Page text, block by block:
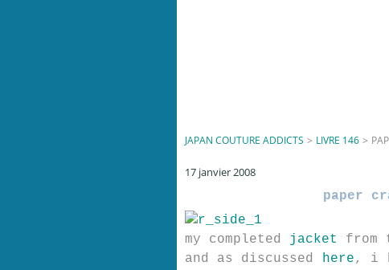
JAPAN COUTURE ADDICTS > LIVRE 146 >
17 janvier 2008
paper
my completed jacket from
and as discussed here, i